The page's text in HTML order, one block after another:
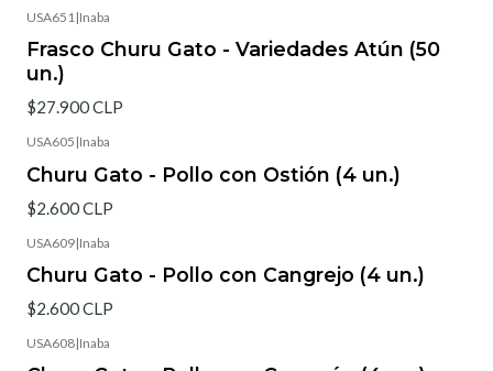
USA651 |Inaba
Frasco Churu Gato - Variedades Atún (50
un.)
$27.900 CLP
USA605 |Inaba
Churu Gato - Pollo con Ostión (4 un.)
$2.600 CLP
USA609|Inaba
Churu Gato - Pollo con Cangrejo (4 un.)
$2.600 CLP
USA608|Inaba